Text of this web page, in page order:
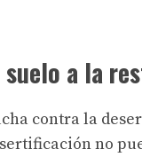
a la
contra la
no